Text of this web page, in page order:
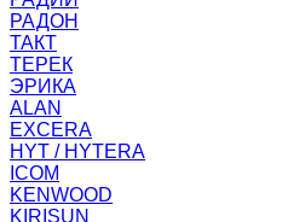
РАДОН
ТАКТ
ТЕРЕК
ЭРИКА
ALAN
EXCERA
HYT / HYTERA
ICOM
KENWOOD
KIRISUN